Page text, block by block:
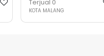
Terjual 0
KOTA MALANG